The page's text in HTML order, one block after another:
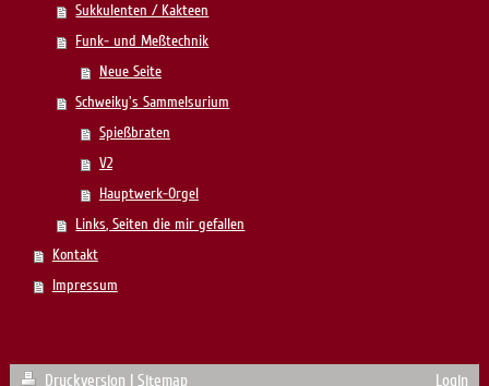
Sukkulenten / Kakteen
Funk- und Meßtechnik
Neue Seite
Schweiky's Sammelsurium
Spießbraten
V2
Hauptwerk-Orgel
Links, Seiten die mir gefallen
Kontakt
Impressum
Druckversion | Sitemap Login